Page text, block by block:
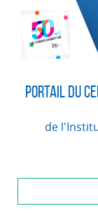
Portail du
de